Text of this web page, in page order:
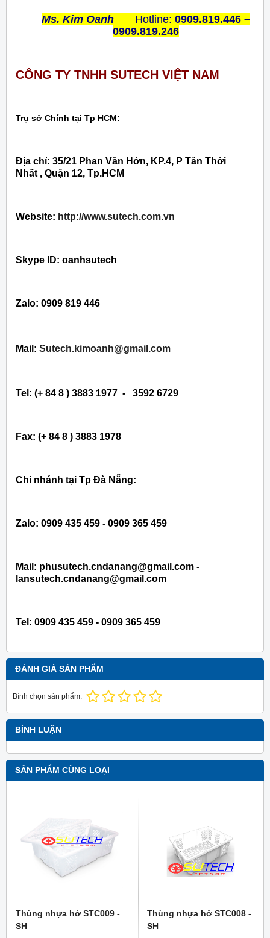
Ms. Kim Oanh Hotline: 0909.819.446 –
0909.819.246
CÔNG TY TNHH SUTECH VIỆT NAM
Trụ sở Chính tại Tp HCM:
Địa chỉ: 35/21 Phan Văn Hớn, KP.4, P Tân Thới
Nhất , Quận 12, Tp.HCM
Website: http://www.sutech.com.vn
Skype ID: oanhsutech
Zalo: 0909 819 446
Mail: Sutech.kimoanh@gmail.com
Tel: (+ 84 8 ) 3883 1977 - 3592 6729
Fax: (+ 84 8 ) 3883 1978
Chi nhánh tại Tp Đà Nẵng:
Zalo: 0909 435 459 - 0909 365 459
Mail: phusutech.cndanang@gmail.com -
lansutech.cndanang@gmail.com
Tel: 0909 435 459 - 0909 365 459
ĐÁNH GIÁ SẢN PHẨM
Bình chọn sản phẩm:
BÌNH LUẬN
SẢN PHẨM CÙNG LOẠI
Thùng nhựa hở STC009 -
SH
Thùng nhựa hở STC008 -
SH